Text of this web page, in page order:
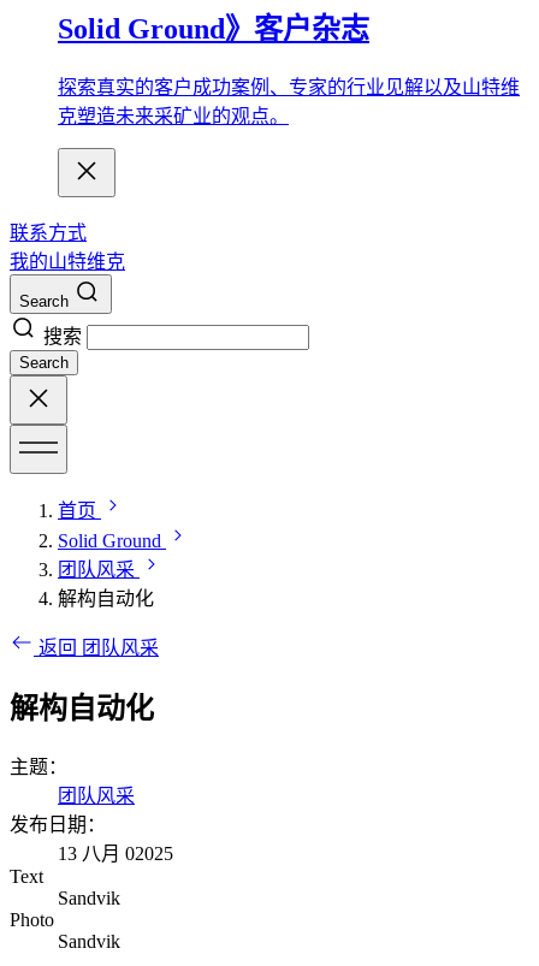
Solid Ground》客户杂志
探索真实的客户成功案例、专家的行业见解以及山特维
克塑造未来采矿业的观点。
联系方式
我的山特维克
Search
搜索
Search
首页
Solid Ground
团队风采
解构自动化
返回 团队风采
解构自动化
主题：
团队风采
发布日期：
13 八月 02025
Text
Sandvik
Photo
Sandvik